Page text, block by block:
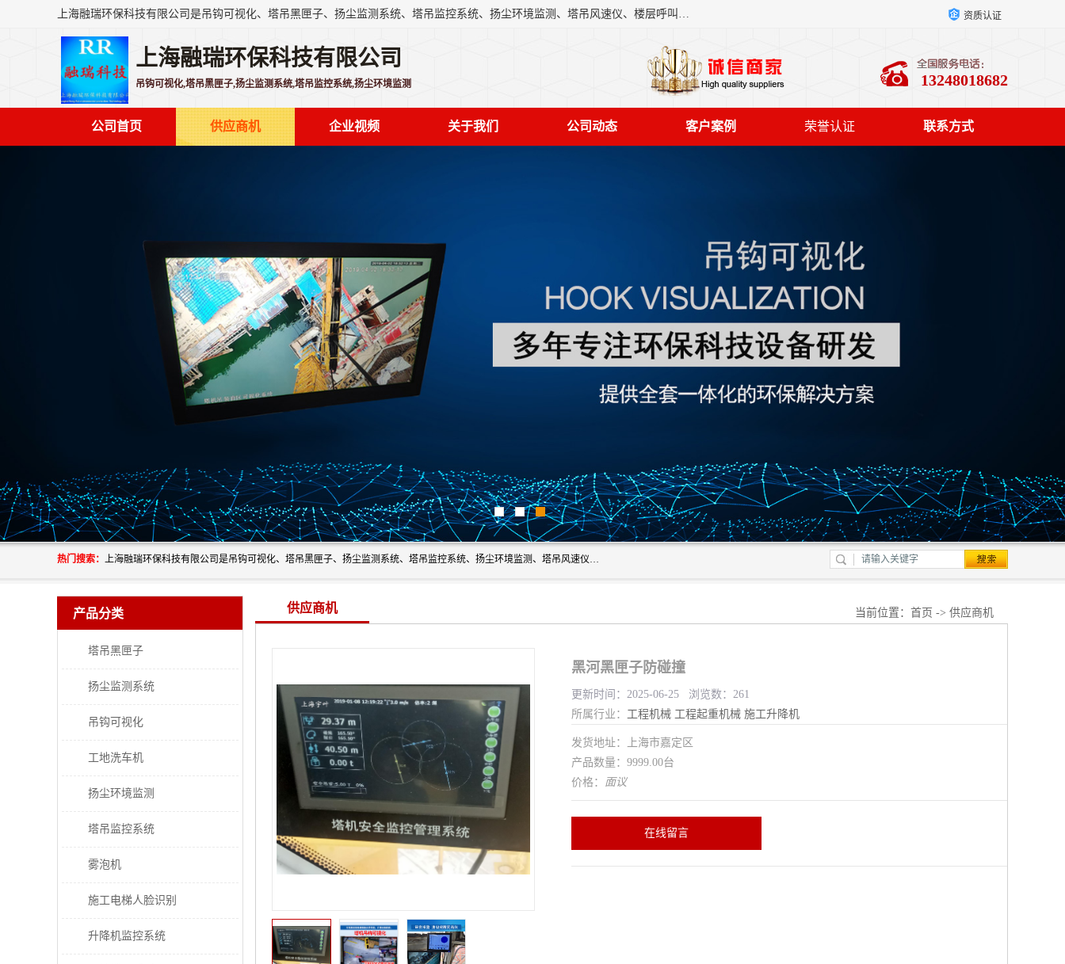
上海融瑞环保科技有限公司是吊钩可视化、塔吊黑匣子、扬尘监测系统、塔吊监控系统、扬尘环境监测、塔吊风速仪、楼层呼叫器、主令控制器、人脸识别、风速仪等一系列环保设备的研发生产销售为一体的专业化公司。 资质认证
上海融瑞环保科技有限公司
吊钩可视化,塔吊黑匣子,扬尘监测系统,塔吊监控系统,扬尘环境监测 13248018682
公司首页 供应商机 企业视频 关于我们 公司动态 客户案例 荣誉认证 联系方式
热门搜索： 上海融瑞环保科技有限公司是吊钩可视化、塔吊黑匣子、扬尘监测系统、塔吊监控系统、扬尘环境监测、塔吊风速仪、楼层呼叫器、主令控制器、人脸识别、风速仪等一系列环保设备的研发生产销售为一体的专业化公司。
产品分类
塔吊黑匣子
扬尘监测系统
吊钩可视化
工地洗车机
扬尘环境监测
塔吊监控系统
雾泡机
施工电梯人脸识别
升降机监控系统
供应商机 当前位置： 首页 -> 供应商机
黑河黑匣子防碰撞
更新时间：2025-06-25 浏览数：261
所属行业： 工程机械 工程起重机械 施工升降机
发货地址：上海市嘉定区
产品数量：9999.00台
价格： 面议
在线留言